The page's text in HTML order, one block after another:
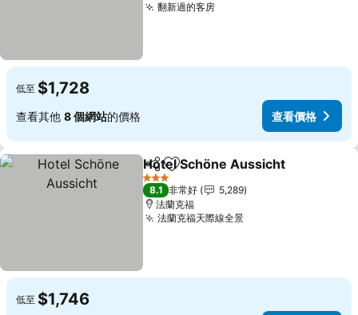
翻新過的客房
低至 $1,728
查看其他 8 個網站的價格 查看價格
分享 加入我的最愛
Hotel Schöne Aussicht
3 星級
8.1 非常好
5,289
法蘭克福
法蘭克福天際線全景
低至 $1,746